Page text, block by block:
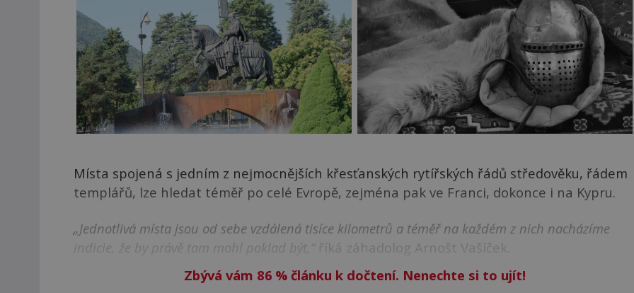
Místa spojená s jedním z nejmocnějších křesťanských rytířských řádů středověku, řádem
templářů, lze hledat téměř po celé Evropě, zejména pak ve Franci, dokonce i na Kypru.
„Jednotlivá místa jsou od sebe vzdálená tisíce kilometrů a téměř na každém z nich nacházíme
indicie, že by právě tam mohl poklad být,“říká záhadolog Arnošt Vašíček.
Zbývá vám 86 %článku k dočtení. Nenechte si to ujít!